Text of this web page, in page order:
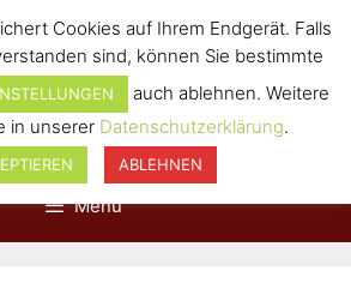
Menü
Cookies auf Ihrem Endgerät. Falls
sind, können Sie bestimmte
auch ablehnen. Weitere
in unserer Datenschutzerklärung.
ABLEHNEN